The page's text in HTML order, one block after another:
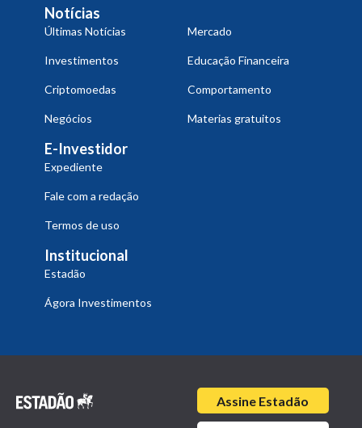
Notícias
Últimas Notícias Mercado
Investimentos Educação Financeira
Criptomoedas Comportamento
Negócios Materias gratuitos
E-Investidor
Expediente
Fale com a redação
Termos de uso
Institucional
Estadão
Ágora Investimentos
Assine Estadão